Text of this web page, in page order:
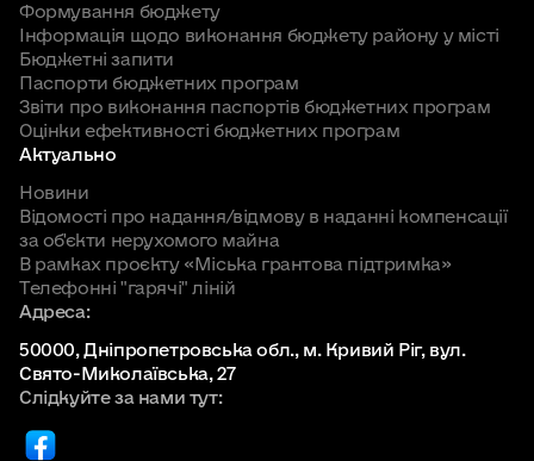
Формування бюджету
Інформація щодо виконання бюджету району у місті
Бюджетні запити
Паспорти бюджетних програм
Звіти про виконання паспортів бюджетних програм
Оцінки ефективності бюджетних програм
Актуально
Новини
Відомості про надання/відмову в наданні компенсації
за об'єкти нерухомого майна
В рамках проєкту «Міська грантова підтримка»
Телефонні "гарячі" ліній
Адреса:
50000, Дніпропетровська обл., м. Кривий Ріг, вул.
Свято-Миколаївська, 27
Слідкуйте за нами тут: